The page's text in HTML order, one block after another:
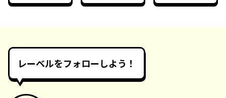
レーベルをフォローしよう！